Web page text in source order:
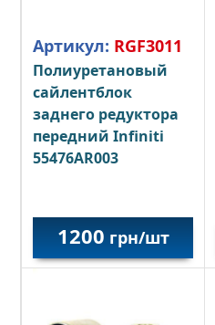
Артикул: RGF3011
Полиуретановый
сайлентблок
заднего редуктора
передний Infiniti
55476AR003
1200 грн/шт